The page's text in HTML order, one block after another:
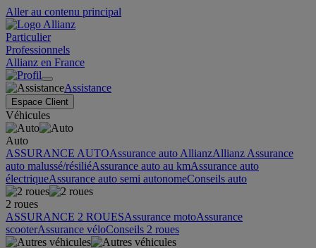
Aller au contenu principal
Particulier
Professionnels
Allianz en France
Assistance
Espace Client
Véhicules
Auto
ASSURANCE AUTOAssurance auto AllianzAllianz Assurance
auto malussé/résiliéAssurance auto au kmAssurance auto
électriqueAssurance auto semi autonomeConseils auto
2 roues
ASSURANCE 2 ROUESAssurance motoAssurance
scooterAssurance véloConseils 2 roues